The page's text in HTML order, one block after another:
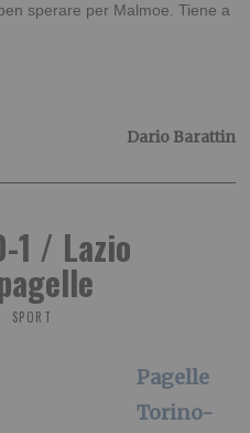
sperare per Malmoe. Tiene a
Dario Barattin
1 / Lazio
SPORT
Pagelle
Torino-